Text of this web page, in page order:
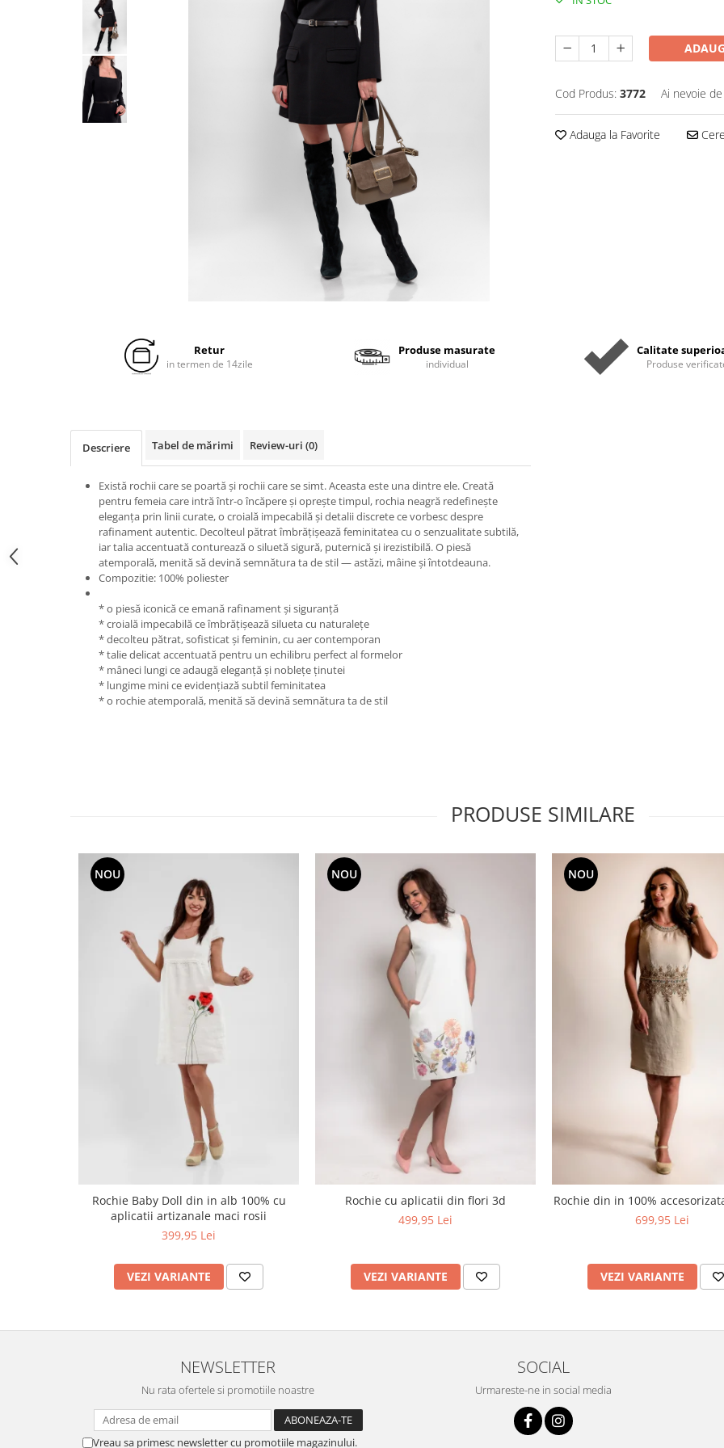
Cod Produs: 3772 Ai nevoie
Adauga la Favorite
Retur
in termen de 14zile
Produse masurate
individual
Calitate
Produse
Descriere Tabel de mărimi Review-uri (0)
Există rochii care se poartă și rochii care se simt. Aceasta este una dintre ele. Creată
pentru femeia care intră într-o încăpere și oprește timpul, rochia neagră redefinește
eleganța prin linii curate, o croială impecabilă și detalii discrete ce vorbesc despre
rafinament autentic. Decolteul pătrat îmbrățișează feminitatea cu o senzualitate subtilă,
iar talia accentuată conturează o siluetă sigură, puternică și irezistibilă. O piesă
atemporală, menită să devină semnătura ta de stil — astăzi, mâine și întotdeauna.
Compozitie: 100% poliester
* o piesă iconică ce emană rafinament și siguranță
* croială impecabilă ce îmbrățișează silueta cu naturalețe
* decolteu pătrat, sofisticat și feminin, cu aer contemporan
* talie delicat accentuată pentru un echilibru perfect al formelor
* mâneci lungi ce adaugă eleganță și noblețe ținutei
* lungime mini ce evidențiază subtil feminitatea
* o rochie atemporală, menită să devină semnătura ta de stil
PRODUSE SIMILARE
NOU
Rochie Baby Doll din in alb 100% cu
aplicatii artizanale maci rosii
399,95 Lei
VEZI VARIANTE
NOU
Rochie cu aplicatii din flori 3d
499,95 Lei
VEZI VARIANTE
NOU
Rochie din in 100%
699,95 Lei
VEZI VARIANTE
NEWSLETTER
Nu rata ofertele si promotiile noastre
Vreau sa primesc newsletter cu promotiile magazinului.
SOCIAL
Urmareste-ne in social media